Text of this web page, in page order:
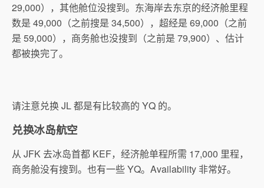
29,000），其他舱位没搜到。东海岸去东京的经济舱里程
数是 49,000（之前搜是 34,500），超经是 69,000（之前
是 59,000），商务舱也没搜到（之前是 79,900）、估计
都被换完了。
请注意兑换 JL 都是有比较高的 YQ 的。
兑换冰岛航空
从 JFK 去冰岛首都 KEF，经济舱单程所需 17,000 里程，
商务舱没有搜到。也有一些 YQ。Availability 非常好。